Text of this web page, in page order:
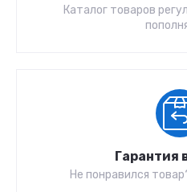
Каталог товаров
Гарантия
Не понравился